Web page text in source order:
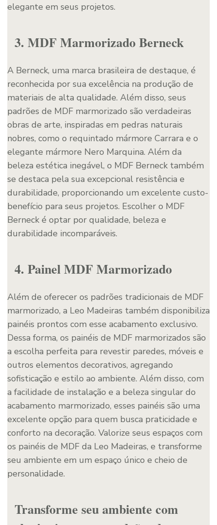
elegante em seus projetos.
3. MDF Marmorizado Berneck
A Berneck, uma marca brasileira de destaque, é
reconhecida por sua excelência na produção de
materiais de alta qualidade. Além disso, seus
padrões de MDF marmorizado são verdadeiras
obras de arte, inspiradas em pedras naturais
nobres, como o requintado mármore Carrara e o
elegante mármore Nero Marquina. Além da
beleza estética inegável, o MDF Berneck também
se destaca pela sua excepcional resistência e
durabilidade, proporcionando um excelente custo-
benefício para seus projetos. Escolher o MDF
Berneck é optar por qualidade, beleza e
durabilidade incomparáveis.
4. Painel MDF Marmorizado
Além de oferecer os padrões tradicionais de MDF
marmorizado, a Leo Madeiras também disponibiliza
painéis prontos com esse acabamento exclusivo.
Dessa forma, os painéis de MDF marmorizados são
a escolha perfeita para revestir paredes, móveis e
outros elementos decorativos, agregando
sofisticação e estilo ao ambiente. Além disso, com
a facilidade de instalação e a beleza singular do
acabamento marmorizado, esses painéis são uma
excelente opção para quem busca praticidade e
conforto na decoração. Valorize seus espaços com
os painéis de MDF da Leo Madeiras, e transforme
seu ambiente em um espaço único e cheio de
personalidade.
Transforme seu ambiente com